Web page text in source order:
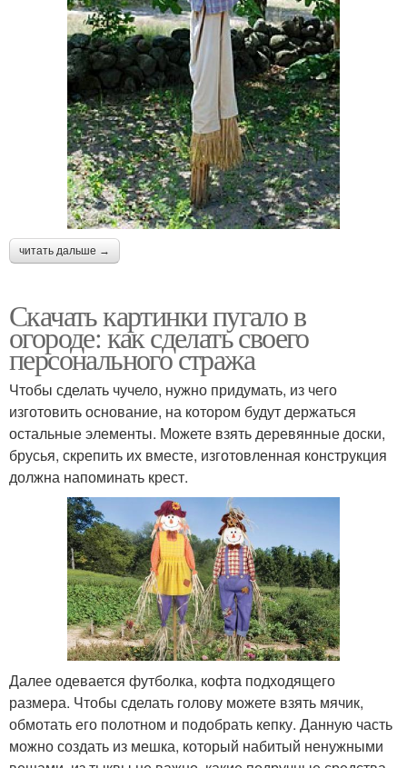
читать дальше →
Скачать картинки пугало в
огороде: как сделать своего
персонального стража
Чтобы сделать чучело, нужно придумать, из чего
изготовить основание, на котором будут держаться
остальные элементы. Можете взять деревянные доски,
брусья, скрепить их вместе, изготовленная конструкция
должна напоминать крест.
Далее одевается футболка, кофта подходящего
размера. Чтобы сделать голову можете взять мячик,
обмотать его полотном и подобрать кепку. Данную часть
можно создать из мешка, который набитый ненужными